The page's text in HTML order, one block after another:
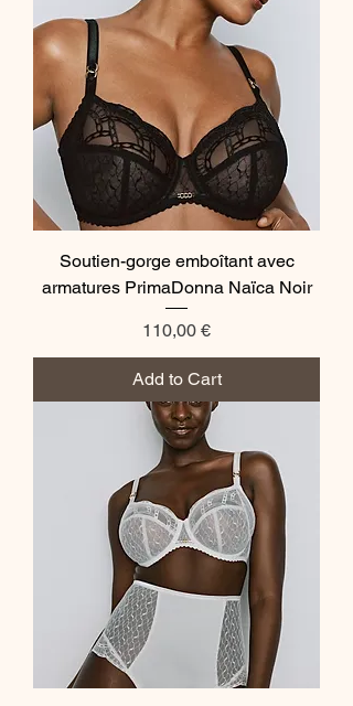
Soutien-gorge emboîtant avec
armatures PrimaDonna Naïca Noir
Price
110,00 €
Add to Cart